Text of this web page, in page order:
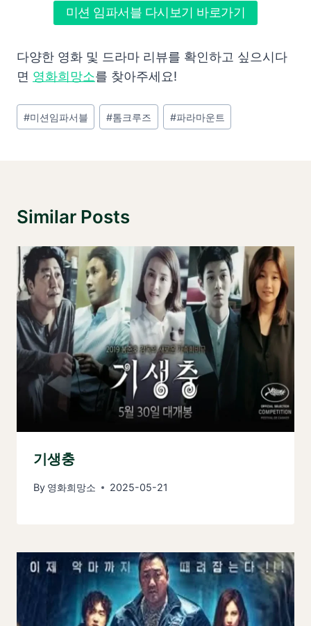
미션 임파서블 다시보기 바로가기
다양한 영화 및 드라마 리뷰를 확인하고 싶으시다
면 영화희망소를 찾아주세요!
Post
Tags:
#미션임파서블 #톰크루즈 #파라마운트
Similar Posts
기생충
By 영화희망소 2025-05-21